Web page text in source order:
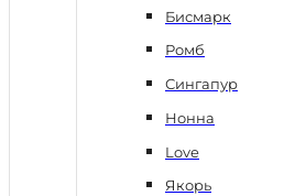
Бисмарк
Ромб
Сингапур
Нонна
Love
Якорь